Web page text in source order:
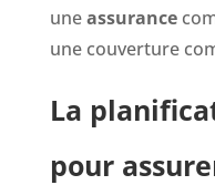
uneassurance
une couverture
La
pour